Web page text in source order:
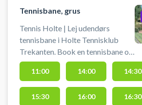
Tennisbane, grus
Tennis Holte | Lej udendørs
tennisbane i Holte Tennisklub
Trekanten. Book en tennisbane og
spil tennis i Holte på grusbaner.
Der er mulighed for bad og
omklædning. Der findes gratis
parkering ved tennisbanen, når du
11:00 14:00 14:30
15:30 16:00 16:30